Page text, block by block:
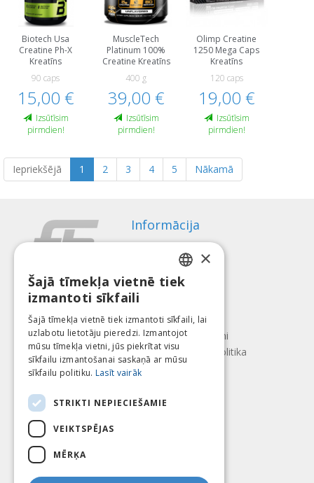
Biotech Usa
Creatine Ph-X
Kreatīns
90 caps
15,00 €
Izsūtīsim
pirmdien!
MuscleTech
Platinum 100%
Creatine Kreatīns
400 g
39,00 €
Izsūtīsim
pirmdien!
Olimp Creatine
1250 Mega Caps
Kreatīns
120 caps
19,00 €
Izsūtīsim
pirmdien!
Iepriekšējā 1 2 3 4 5 Nākamā
Informācija
Apmaksas veidi
Atteikuma tiesības
Par mums
Kontakti
Lietošanas noteikumi
Konfidencialitātes politika
Seko mums Atrodi mūs
Mēs pieņēmam
LATVIAN
LITHUANIAN
ESTONIAN
×
Šajā tīmekļa vietnē tiek
izmantoti sīkfaili
Šajā tīmekļa vietnē tiek izmantoti sīkfaili, lai
uzlabotu lietotāju pieredzi. Izmantojot
mūsu tīmekļa vietni, jūs piekrītat visu
sīkfailu izmantošanai saskaņā ar mūsu
sīkfailu politiku. Lasīt vairāk
STRIKTI NEPIECIEŠAMIE
VEIKTSPĒJAS
MĒRĶA